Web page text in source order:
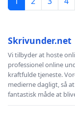
Skrivunder.net
Vi tilbyder at hoste
professionel online
kraftfulde tjeneste.
medierne dagligt, så
fantastisk måde at